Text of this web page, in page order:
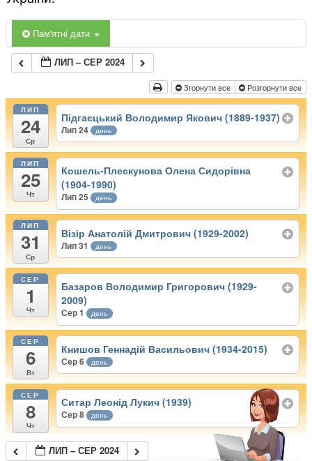
Пам'ятні дати
ЛИП – СЕР 2024
Згорнути все Розгорнути все
ЛИП
24
Ср
Підгаєцький Володимир Якович (1889-1937)
Лип 24 день
ЛИП
25
Чт
Кошель-Плескунова Олена Сидорівна
(1904-1990)
Лип 25 день
ЛИП
31
Ср
Візір Анатолій Дмитрович (1929-2002)
Лип 31 день
СЕР
1
Чт
Базаров Володимир Григорович (1929-
2009)
Сер 1 день
СЕР
6
Вт
Книшов Геннадій Васильович (1934-2015)
Сер 6 день
СЕР
8
Чт
Ситар Леонід Лукич (1939)
Сер 8 день
ЛИП – СЕР 2024